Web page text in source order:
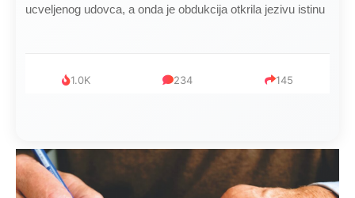
ucveljenog udovca, a onda je obdukcija otkrila jezivu istinu
1.0K 234 145